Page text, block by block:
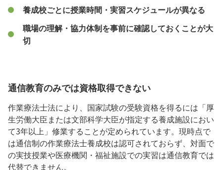
養成校ごとに授業時間・実習スケジュールが異なる
職場の理解・協力体制を事前に確認しておくことが大
切
通信教育のみでは資格取得できない
作業療法士法により、国家試験の受験資格を得るには「厚
生労働大臣または文部科学大臣が指定する養成施設におい
て3年以上」修業することが定められています。現時点で
は通信制の作業療法士養成校は認可されておらず、対面で
の実技授業や医療機関・福祉施設での実習は通信教育では
代替できません。